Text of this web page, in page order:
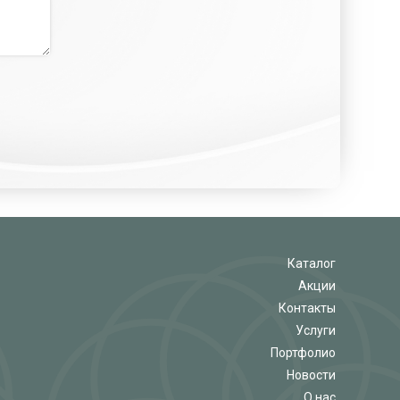
Каталог
Акции
Контакты
Услуги
Портфолио
Новости